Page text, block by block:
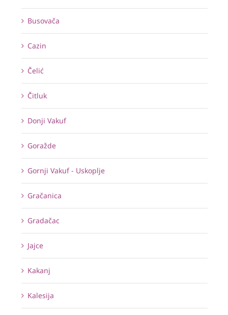
Busovača
Cazin
Čelić
Čitluk
Donji Vakuf
Goražde
Gornji Vakuf - Uskoplje
Gračanica
Gradačac
Jajce
Kakanj
Kalesija